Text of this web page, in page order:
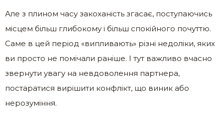
Але з плином часу закоханість згасає, поступаючись
місцем більш глибокому і більш спокійного почуттю.
Саме в цей період «випливають» різні недоліки, яких
ви просто не помічали раніше. І тут важливо вчасно
звернути увагу на невдоволення партнера,
постаратися вирішити конфлікт, що виник або
нерозуміння.